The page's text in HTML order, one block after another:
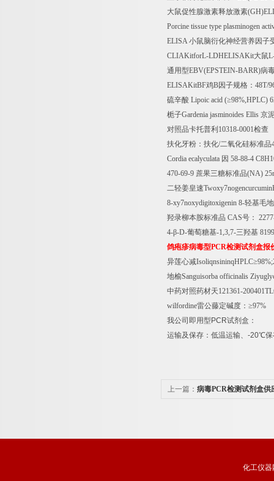
大鼠促性腺激素释放激素
Porcine tissue type plasminogen
ELISA小鼠脑衍化神经营养因子
CLIAKitforL-LDHELISAKit大鼠
通用型EBV(EPSTEIN-BARR)病
ELISAKitBF鸡B因子规格： 48T/
硫辛酸 Lipoic acid (≥98%,HPLC)
栀子Gardenia jasminoides Ellis 京
对照品卡托普利 10318-0001检查
扶化牙粉：扶化/二氧化硅标准品
Cordia ecalyculata 因 58-88-4
470-69-9 蔗果三糖标准品(NA)
二轻姜皇速
8-xy7noxydigitoxigenin 8-轻基毛
羟录柳本胺标准品 CAS号：
4-β-D-葡萄糖基-1,3,7-三羟基
鸽疱疹病毒型PCR检测试剂盒报
异莲心减IsoliqnsininqHPLC≥
地榆Sanguisorba officinalis
中药对照药材天121361-
wilfordine雷公藤定碱度：≥97%
我公司即用型 PCR试剂盒：
运输及保存：低温运输、 -20℃
上一篇： 病毒PCR检测试剂盒供
化工仪器